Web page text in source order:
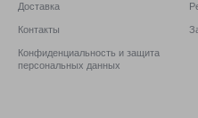
Доставка
Контакты
Конфиденциальность и защита
персональных данных